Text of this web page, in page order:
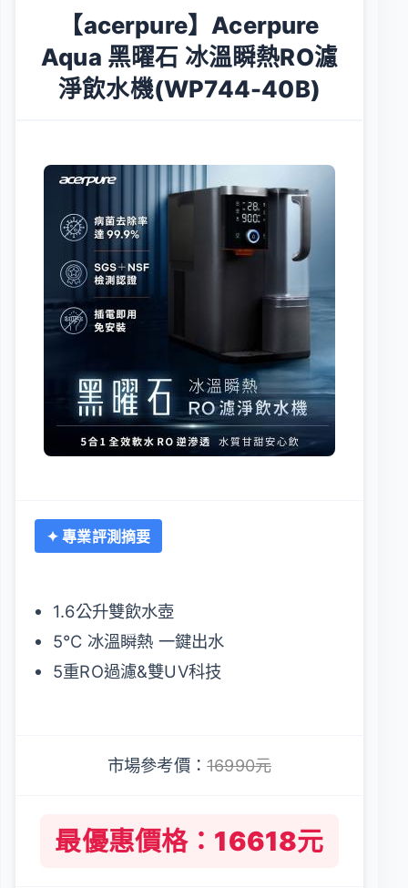
【acerpure】Acerpure
Aqua 黑曜石 冰溫瞬熱RO濾
淨飲水機(WP744-40B)
✦ 專業評測摘要
1.6公升雙飲水壺
5°C 冰溫瞬熱 一鍵出水
5重RO過濾&雙UV科技
市場參考價： 16990元
最優惠價格：16618元